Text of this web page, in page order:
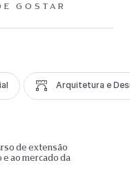
GOSTAR
Arquitetura e
de extensão
ao mercado da